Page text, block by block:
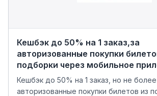
Кешбэк до 50% на 1 заказ,за
авторизованные покупки
подборки через мобильное
Кешбэк до 50% на 1 заказ, но не
авторизованные покупки билетов из